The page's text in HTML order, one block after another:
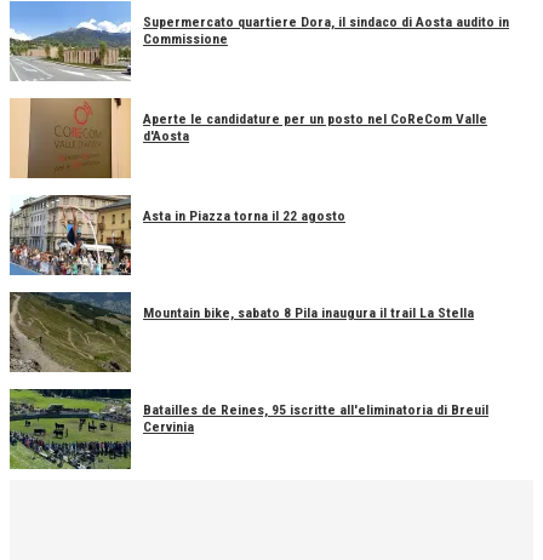
Supermercato quartiere Dora, il sindaco di Aosta audito in
Commissione
Aperte le candidature per un posto nel CoReCom Valle
d'Aosta
Asta in Piazza torna il 22 agosto
Mountain bike, sabato 8 Pila inaugura il trail La Stella
Batailles de Reines, 95 iscritte all'eliminatoria di Breuil
Cervinia